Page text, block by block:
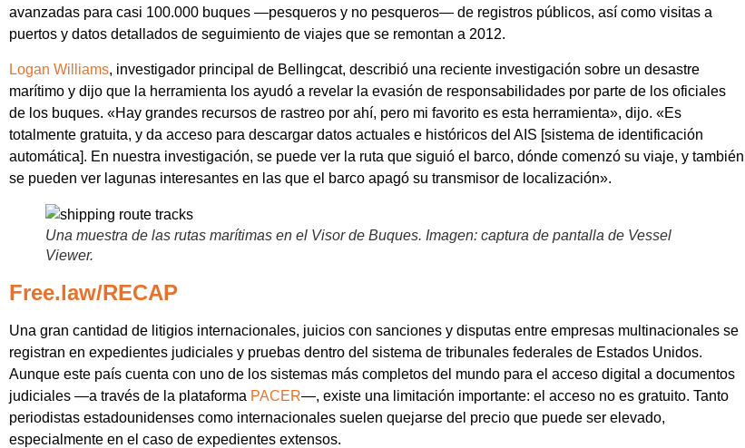
avanzadas para casi 100.000 buques —pesqueros y no pesqueros— de registros públicos, así como visitas a
puertos y datos detallados de seguimiento de viajes que se remontan a 2012.
Logan Williams, investigador principal de Bellingcat, describió una reciente investigación sobre un desastre
marítimo y dijo que la herramienta los ayudó a revelar la evasión de responsabilidades por parte de los oficiales
de los buques. «Hay grandes recursos de rastreo por ahí, pero mi favorito es esta herramienta», dijo. «Es
totalmente gratuita, y da acceso para descargar datos actuales e históricos del AIS [sistema de identificación
automática]. En nuestra investigación, se puede ver la ruta que siguió el barco, dónde comenzó su viaje, y también
se pueden ver lagunas interesantes en las que el barco apagó su transmisor de localización».
Una muestra de las rutas marítimas en el Visor de Buques. Imagen: captura de pantalla de Vessel
Viewer.
Free.law/RECAP
Una gran cantidad de litigios internacionales, juicios con sanciones y disputas entre empresas multinacionales se
registran en expedientes judiciales y pruebas dentro del sistema de tribunales federales de Estados Unidos.
Aunque este país cuenta con uno de los sistemas más completos del mundo para el acceso digital a documentos
judiciales —a través de la plataforma PACER—, existe una limitación importante: el acceso no es gratuito. Tanto
periodistas estadounidenses como internacionales suelen quejarse del precio que puede ser elevado,
especialmente en el caso de expedientes extensos.